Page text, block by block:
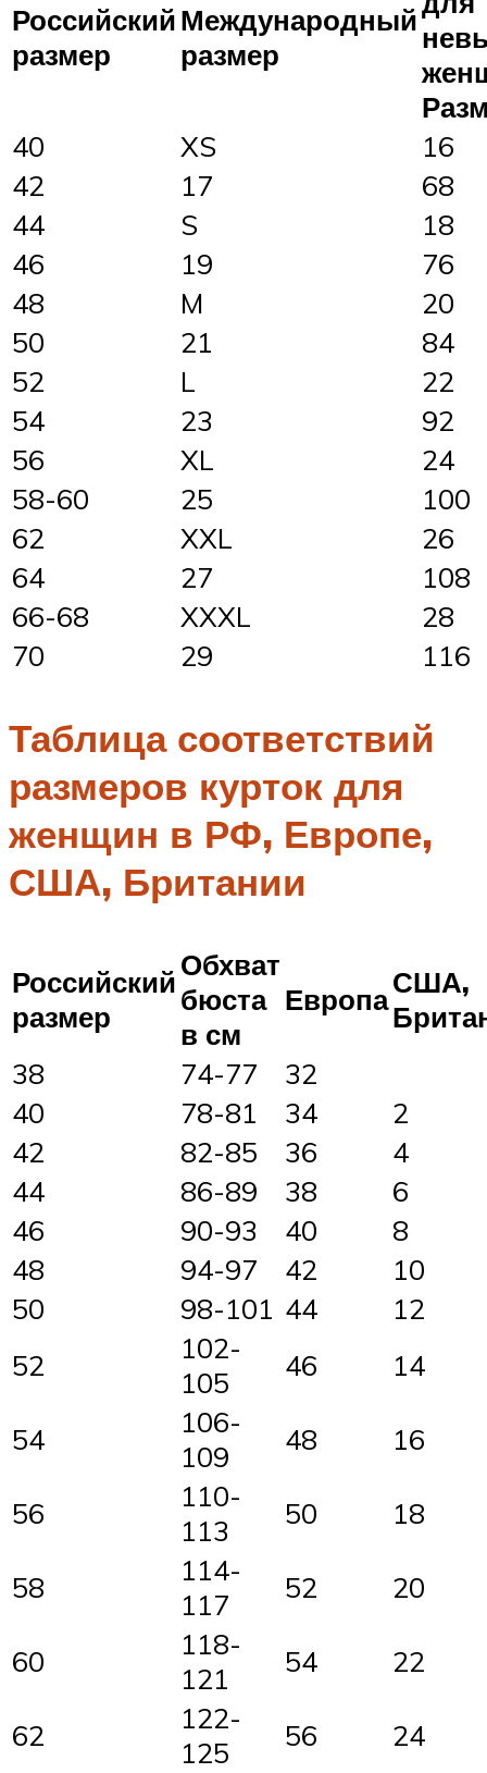
Российский
размер
Международный
размер
40
XS
16
42
17
68
44
S
18
46
19
76
48
M
20
50
21
84
52
L
22
54
23
92
56
XL
24
58-60
25
100
62
XXL
26
64
27
108
66-68
XXXL
28
70
29 116
Таблица соответствий
размеров курток для
женщин в РФ, Европе,
США, Британии
Российский
размер
Обхват
бюста
в см
ЕвропаСША,
38
74-77
32
40
78-81 34
2
42
82-85 36
4
44
86-89 38
6
46
90-93 40
8
48
94-97 42
10
50
98-101 44
12
52
102-
105
46 14
54
106-
109
48 16
56
110-
113
50 18
58
114-
117
52 20
60
118-
121
54 22
62
122-
125
56 24